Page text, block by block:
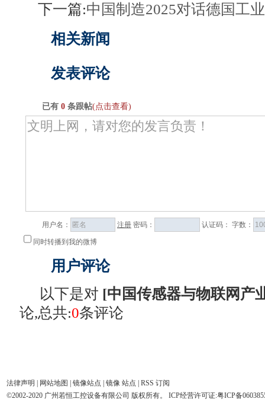
下一篇:中国制造2025对话德国工
相关新闻
发表评论
已有 0 条跟帖(点击查看)
用户名： 注册 密码： 认证码： 字数：
同时转播到我的微博
用户评论
以下是对 [中国传感器与物联网产
论,总共:0条评论
法律声明 网站地图 镜像站点 镜像 站点
RSS 订阅
©2002-2020 广州若恒工控设备有限公司 版权所有。 ICP经营许可证:粤ICP备